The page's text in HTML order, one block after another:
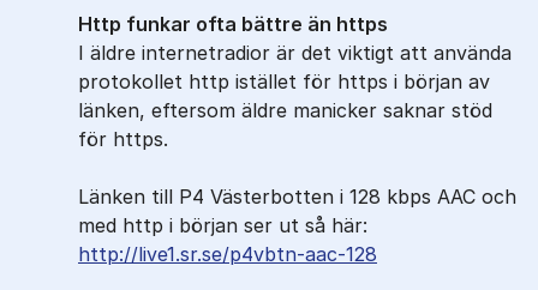
Http funkar ofta bättre än https
I äldre internetradior är det viktigt att använda
protokollet http istället för https i början av
länken, eftersom äldre manicker saknar stöd
för https.
Länken till P4 Västerbotten i 128 kbps AAC och
med http i början ser ut så här:
http://live1.sr.se/p4vbtn-aac-128